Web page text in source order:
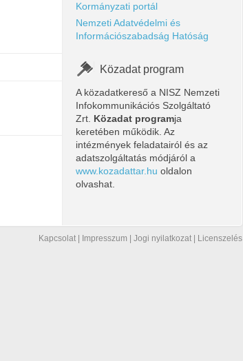
Kormányzati portál
Nemzeti Adatvédelmi és
Információszabadság Hatóság
Közadat program
A közadatkereső a NISZ Nemzeti
Infokommunikációs Szolgáltató
Zrt. Közadat programja
keretében működik. Az
intézmények feladatairól és az
adatszolgáltatás módjáról a
www.kozadattar.hu oldalon
olvashat.
Kapcsolat Impresszum Jogi nyilatkozat Licenszelés